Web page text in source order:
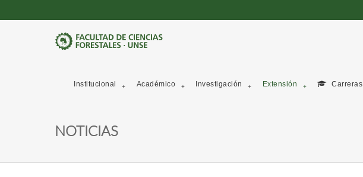
Institucional Académico Investigación Extensión Carreras
NOTICIAS